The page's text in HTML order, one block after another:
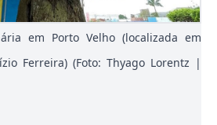
em Porto Velho (localizada em
Ferreira) (Foto: Thyago Lorentz |